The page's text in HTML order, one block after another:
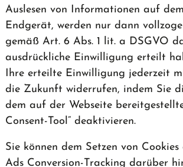
Auslesen von Informationen auf
Endgerät, werden nur dann
gemäß Art. 6 Abs. 1 lit. a DSGVO
ausdrückliche Einwilligung erteilt
Ihre erteilte Einwilligung jederzeit
die Zukunft widerrufen, indem Sie
dem auf der Webseite
Consent-Tool“ deaktivieren.
Sie können dem Setzen von
Ads Conversion-Tracking darüber